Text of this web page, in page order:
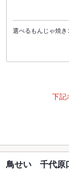
選べるもんじゃ焼
下記
鳥せい 千代原